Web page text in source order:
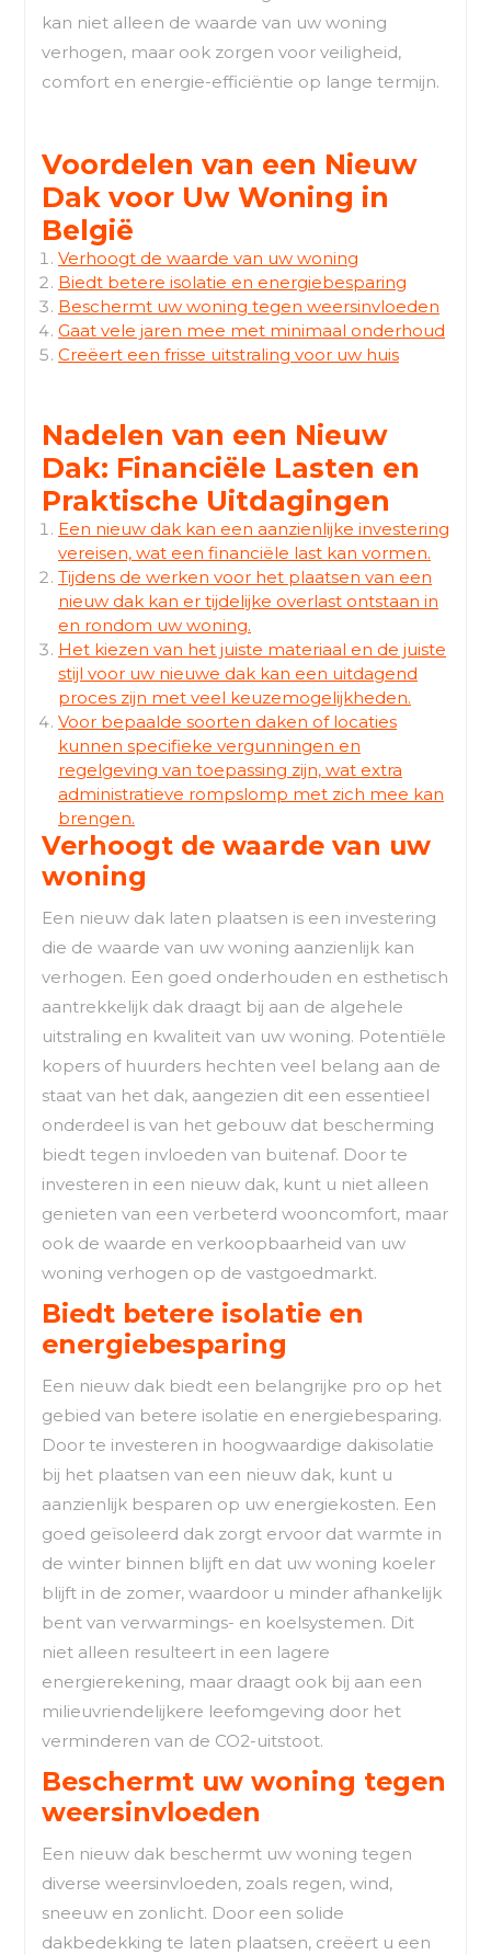
kan niet alleen de waarde van uw woning
verhogen, maar ook zorgen voor veiligheid,
comfort en energie-efficiëntie op lange termijn.
Voordelen van een Nieuw
Dak voor Uw Woning in
België
Verhoogt de waarde van uw woning
Biedt betere isolatie en energiebesparing
Beschermt uw woning tegen weersinvloeden
Gaat vele jaren mee met minimaal onderhoud
Creëert een frisse uitstraling voor uw huis
Nadelen van een Nieuw
Dak: Financiële Lasten en
Praktische Uitdagingen
Een nieuw dak kan een aanzienlijke investering
vereisen, wat een financiële last kan vormen.
Tijdens de werken voor het plaatsen van een
nieuw dak kan er tijdelijke overlast ontstaan in
en rondom uw woning.
Het kiezen van het juiste materiaal en de juiste
stijl voor uw nieuwe dak kan een uitdagend
proces zijn met veel keuzemogelijkheden.
Voor bepaalde soorten daken of locaties
kunnen specifieke vergunningen en
regelgeving van toepassing zijn, wat extra
administratieve rompslomp met zich mee kan
brengen.
Verhoogt de waarde van uw
woning
Een nieuw dak laten plaatsen is een investering
die de waarde van uw woning aanzienlijk kan
verhogen. Een goed onderhouden en esthetisch
aantrekkelijk dak draagt bij aan de algehele
uitstraling en kwaliteit van uw woning. Potentiële
kopers of huurders hechten veel belang aan de
staat van het dak, aangezien dit een essentieel
onderdeel is van het gebouw dat bescherming
biedt tegen invloeden van buitenaf. Door te
investeren in een nieuw dak, kunt u niet alleen
genieten van een verbeterd wooncomfort, maar
ook de waarde en verkoopbaarheid van uw
woning verhogen op de vastgoedmarkt.
Biedt betere isolatie en
energiebesparing
Een nieuw dak biedt een belangrijke pro op het
gebied van betere isolatie en energiebesparing.
Door te investeren in hoogwaardige dakisolatie
bij het plaatsen van een nieuw dak, kunt u
aanzienlijk besparen op uw energiekosten. Een
goed geïsoleerd dak zorgt ervoor dat warmte in
de winter binnen blijft en dat uw woning koeler
blijft in de zomer, waardoor u minder afhankelijk
bent van verwarmings- en koelsystemen. Dit
niet alleen resulteert in een lagere
energierekening, maar draagt ook bij aan een
milieuvriendelijkere leefomgeving door het
verminderen van de CO2-uitstoot.
Beschermt uw woning tegen
weersinvloeden
Een nieuw dak beschermt uw woning tegen
diverse weersinvloeden, zoals regen, wind,
sneeuw en zonlicht. Door een solide
dakbedekking te laten plaatsen, creëert u een